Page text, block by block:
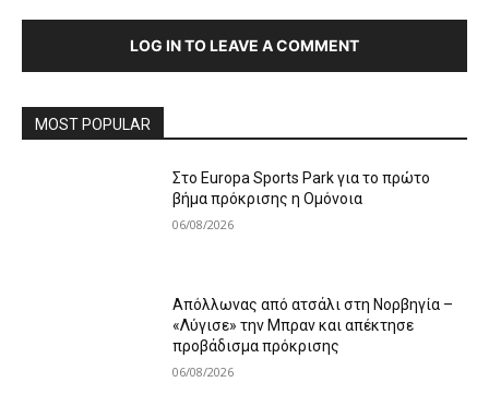
LOG IN TO LEAVE A COMMENT
MOST POPULAR
Στο Europa Sports Park για το πρώτο
βήμα πρόκρισης η Ομόνοια
06/08/2026
Απόλλωνας από ατσάλι στη Νορβηγία –
«Λύγισε» την Μπραν και απέκτησε
προβάδισμα πρόκρισης
06/08/2026